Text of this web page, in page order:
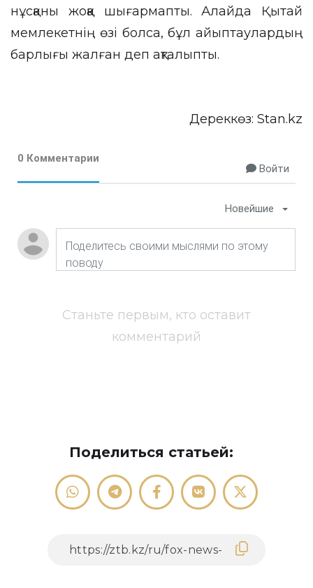
нұсқаны жоққа шығармапты. Алайда Қытай
мемлекетнің өзі болса, бұл айыптаулардың
барлығы жалған деп ақталыпты.
Дереккөз: Stan.kz
0 Комментарии
Войти
Новейшие
Станьте первым, кто оставит
комментарий
Поделиться статьей: